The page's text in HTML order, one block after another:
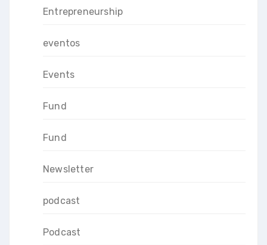
Entrepreneurship
eventos
Events
Fund
Fund
Newsletter
podcast
Podcast